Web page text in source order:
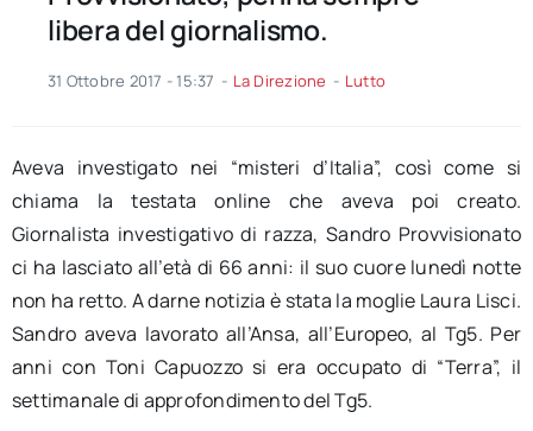
libera del giornalismo.
31 Ottobre 2017 - 15:37 - La Direzione - Lutto
Aveva investigato nei “misteri d’Italia”, così come si
chiama la testata online che aveva poi creato.
Giornalista investigativo di razza, Sandro Provvisionato
ci ha lasciato all’età di 66 anni: il suo cuore lunedì notte
non ha retto. A darne notizia è stata la moglie Laura Lisci.
Sandro aveva lavorato all’Ansa, all’Europeo, al Tg5. Per
anni con Toni Capuozzo si era occupato di “Terra”, il
settimanale di approfondimento del Tg5.